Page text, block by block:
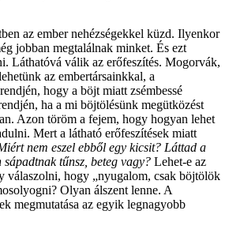
az ember nehézségekkel küzd. Ilyenkor
jobban megtalálnak minket. És ezt
Láthatóvá válik az erőfeszítés. Mogorvák,
az embertársainkkal, a
hogy a böjt miatt zsémbessé
ha a mi böjtölésünk megütközést
Azon töröm a fejem, hogy hogyan lehet
Mert a látható erőfeszítések miatt
nem eszel ebből egy kicsit? Láttad a
tűnsz, beteg vagy? Lehet-e az
válaszolni, hogy „nyugalom, csak böjtölök
Olyan álszent lenne. A
megmutatása az egyik legnagyobb